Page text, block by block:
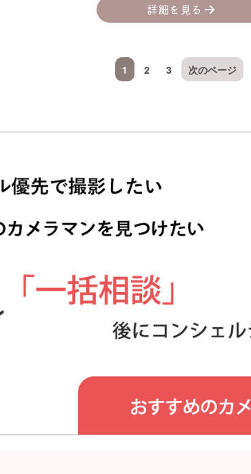
詳細を見る
1 2 3 次のページ